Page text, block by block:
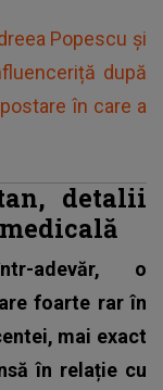
Popescu și
după
în care a
detalii
adevăr, o
foarte rar în
mai exact
în relație cu